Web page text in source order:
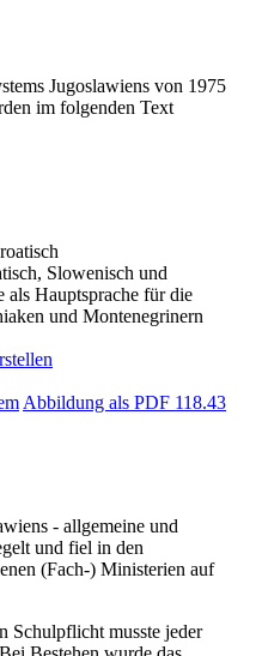
Slowenisch und
als Hauptsprache für die
und Montenegrinern
Abbildung als PDF 118.43
- allgemeine und
und fiel in den
(Fach-) Ministerien auf
Schulpflicht musste jeder